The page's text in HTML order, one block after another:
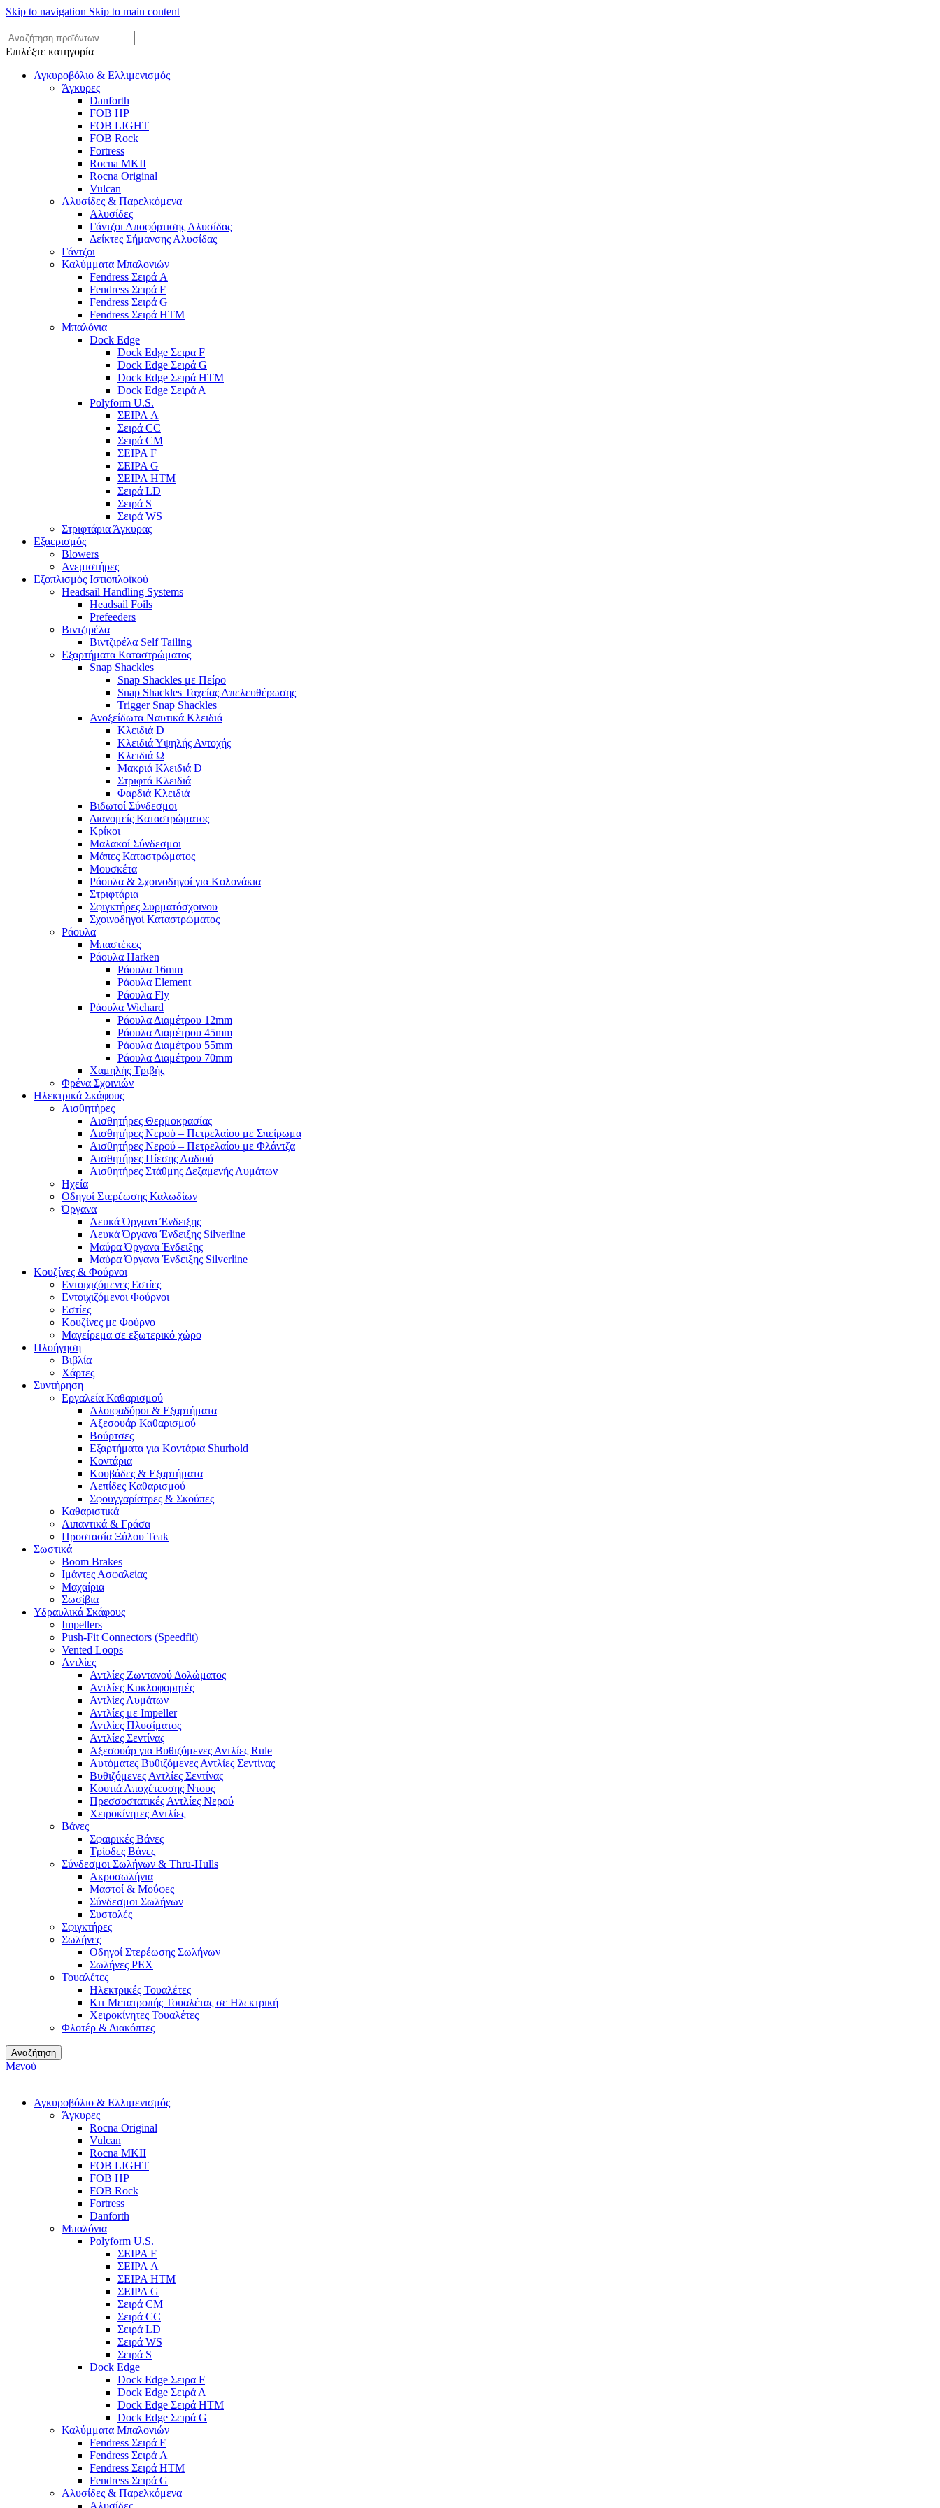
Skip to navigation Skip to main content
Επιλέξτε κατηγορία
Αγκυροβόλιο & Ελλιμενισμός
Άγκυρες
Danforth
FOB HP
FOB LIGHT
FOB Rock
Fortress
Rocna MKII
Rocna Original
Vulcan
Αλυσίδες & Παρελκόμενα
Αλυσίδες
Γάντζοι Αποφόρτισης Αλυσίδας
Δείκτες Σήμανσης Αλυσίδας
Γάντζοι
Καλύμματα Μπαλονιών
Fendress Σειρά A
Fendress Σειρά F
Fendress Σειρά G
Fendress Σειρά HTM
Μπαλόνια
Dock Edge
Dock Edge Σειρα F
Dock Edge Σειρά G
Dock Edge Σειρά HTM
Dock Edge Σειρά Α
Polyform U.S.
ΣΕΙΡΑ A
Σειρά CC
Σειρά CM
ΣΕΙΡΑ F
ΣΕΙΡΑ G
ΣΕΙΡΑ HTM
Σειρά LD
Σειρά S
Σειρά WS
Στριφτάρια Άγκυρας
Εξαερισμός
Blowers
Ανεμιστήρες
Εξοπλισμός Ιστιοπλοϊκού
Headsail Handling Systems
Headsail Foils
Prefeeders
Βιντζιρέλα
Βιντζιρέλα Self Tailing
Εξαρτήματα Καταστρώματος
Snap Shackles
Snap Shackles με Πείρο
Snap Shackles Ταχείας Απελευθέρωσης
Trigger Snap Shackles
Ανοξείδωτα Ναυτικά Κλειδιά
Κλειδιά D
Κλειδιά Υψηλής Αντοχής
Κλειδιά Ω
Μακριά Κλειδιά D
Στριφτά Κλειδιά
Φαρδιά Κλειδιά
Βιδωτοί Σύνδεσμοι
Διανομείς Καταστρώματος
Κρίκοι
Μαλακοί Σύνδεσμοι
Μάπες Καταστρώματος
Μουσκέτα
Ράουλα & Σχοινοδηγοί για Κολονάκια
Στριφτάρια
Σφιγκτήρες Συρματόσχοινου
Σχοινοδηγοί Καταστρώματος
Ράουλα
Μπαστέκες
Ράουλα Harken
Ράουλα 16mm
Ράουλα Element
Ράουλα Fly
Ράουλα Wichard
Ράουλα Διαμέτρου 12mm
Ράουλα Διαμέτρου 45mm
Ράουλα Διαμέτρου 55mm
Ράουλα Διαμέτρου 70mm
Χαμηλής Τριβής
Φρένα Σχοινιών
Ηλεκτρικά Σκάφους
Αισθητήρες
Αισθητήρες Θερμοκρασίας
Αισθητήρες Νερού – Πετρελαίου με Σπείρωμα
Αισθητήρες Νερού – Πετρελαίου με Φλάντζα
Αισθητήρες Πίεσης Λαδιού
Αισθητήρες Στάθμης Δεξαμενής Λυμάτων
Ηχεία
Οδηγοί Στερέωσης Καλωδίων
Όργανα
Λευκά Όργανα Ένδειξης
Λευκά Όργανα Ένδειξης Silverline
Μαύρα Όργανα Ένδειξης
Μαύρα Όργανα Ένδειξης Silverline
Κουζίνες & Φούρνοι
Εντοιχιζόμενες Εστίες
Εντοιχιζόμενοι Φούρνοι
Εστίες
Κουζίνες με Φούρνο
Μαγείρεμα σε εξωτερικό χώρο
Πλοήγηση
Βιβλία
Χάρτες
Συντήρηση
Εργαλεία Καθαρισμού
Αλοιφαδόροι & Εξαρτήματα
Αξεσουάρ Καθαρισμού
Βούρτσες
Εξαρτήματα για Κοντάρια Shurhold
Κοντάρια
Κουβάδες & Εξαρτήματα
Λεπίδες Καθαρισμού
Σφουγγαρίστρες & Σκούπες
Καθαριστικά
Λιπαντικά & Γράσα
Προστασία Ξύλου Teak
Σωστικά
Boom Brakes
Ιμάντες Ασφαλείας
Μαχαίρια
Σωσίβια
Υδραυλικά Σκάφους
Impellers
Push-Fit Connectors (Speedfit)
Vented Loops
Αντλίες
Αντλίες Ζωντανού Δολώματος
Αντλίες Κυκλοφορητές
Αντλίες Λυμάτων
Αντλίες με Impeller
Αντλίες Πλυσίματος
Αντλίες Σεντίνας
Αξεσουάρ για Βυθιζόμενες Αντλίες Rule
Αυτόματες Βυθιζόμενες Αντλίες Σεντίνας
Βυθιζόμενες Αντλίες Σεντίνας
Κουτιά Αποχέτευσης Ντους
Πρεσσοστατικές Αντλίες Νερού
Χειροκίνητες Αντλίες
Βάνες
Σφαιρικές Βάνες
Τρίοδες Βάνες
Σύνδεσμοι Σωλήνων & Thru-Hulls
Ακροσωλήνια
Μαστοί & Μούφες
Σύνδεσμοι Σωλήνων
Συστολές
Σφιγκτήρες
Σωλήνες
Οδηγοί Στερέωσης Σωλήνων
Σωλήνες PEX
Τουαλέτες
Ηλεκτρικές Τουαλέτες
Κιτ Μετατροπής Τουαλέτας σε Ηλεκτρική
Χειροκίνητες Τουαλέτες
Φλοτέρ & Διακόπτες
Αναζήτηση
Μενού
Αγκυροβόλιο & Ελλιμενισμός
Άγκυρες
Rocna Original
Vulcan
Rocna MKII
FOB LIGHT
FOB HP
FOB Rock
Fortress
Danforth
Μπαλόνια
Polyform U.S.
ΣΕΙΡΑ F
ΣΕΙΡΑ A
ΣΕΙΡΑ HTM
ΣΕΙΡΑ G
Σειρά CM
Σειρά CC
Σειρά LD
Σειρά WS
Σειρά S
Dock Edge
Dock Edge Σειρα F
Dock Edge Σειρά Α
Dock Edge Σειρά HTM
Dock Edge Σειρά G
Καλύμματα Μπαλονιών
Fendress Σειρά F
Fendress Σειρά A
Fendress Σειρά HTM
Fendress Σειρά G
Αλυσίδες & Παρελκόμενα
Αλυσίδες